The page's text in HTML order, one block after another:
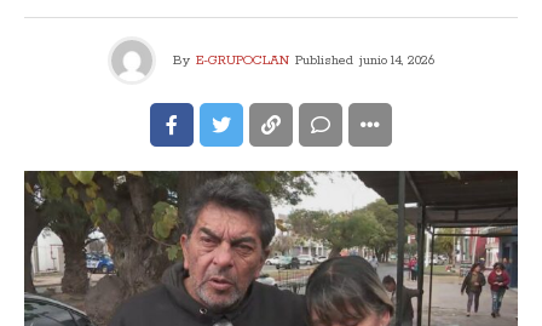
By E-GRUPOCLAN Published junio 14, 2026